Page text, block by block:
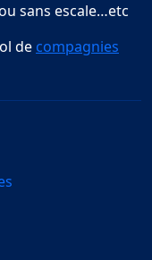
sans escale…etc
de compagnies